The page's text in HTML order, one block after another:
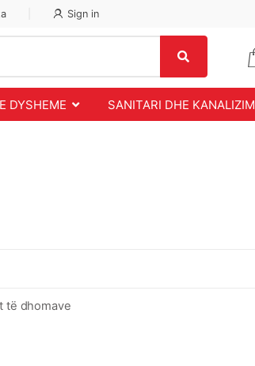
Sign in
DYSHEME SANITARI DHE KANALIZIM
të dhomave